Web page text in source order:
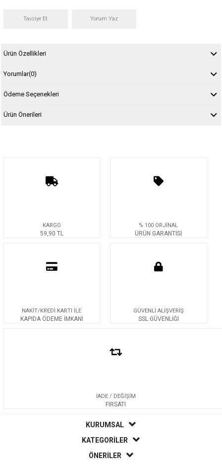
Tavsiye Et Yorum Yaz
Ürün Özellikleri
Yorumlar(0)
Ödeme Seçenekleri
Ürün Önerileri
KARGO
59,90 TL
% 100 ORJİNAL
ÜRÜN GARANTİSİ
NAKİT/KREDİ KARTI İLE
KAPIDA ÖDEME İMKANI
GÜVENLİ ALIŞVERİŞ
SSL GÜVENLİĞİ
İADE / DEĞİŞİM
FIRSATI
KURUMSAL
KATEGORİLER
ÖNERİLER